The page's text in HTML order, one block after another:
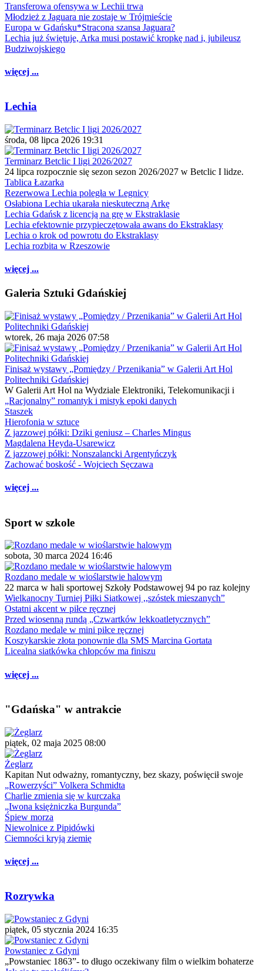
Transferowa ofensywa w Lechii trwa
Młodzież z Jaguara nie zostaje w Trójmieście
Europa w Gdańsku*Stracona szansa Jaguara?
Lechia już świętuje, Arka musi postawić kropkę nad i, jubileusz
Budziwojskiego
więcej ...
Lechia
środa, 08 lipca 2026 19:31
Terminarz Betclic I ligi 2026/2027
24 lipca rozpocznie się sezon sezon 2026/2027 w Betclic I lidze.
Tablica Łazarka
Rezerwowa Lechia poległa w Legnicy
Osłabiona Lechia ukarała nieskuteczną Arkę
Lechia Gdańsk z licencją na grę w Ekstraklasie
Lechia efektownie przypieczętowała awans do Ekstraklasy
Lechia o krok od powrotu do Ekstraklasy
Lechia rozbita w Rzeszowie
więcej ...
Galeria Sztuki Gdańskiej
wtorek, 26 maja 2026 07:58
Finisaż wystawy „Pomiędzy / Przenikania” w Galerii Art Hol
Politechniki Gdańskiej
W Galerii Art Hol na Wydziale Elektroniki, Telekomunikacji i
„Racjonalny” romantyk i mistyk epoki danych
Staszek
Hierofonia w sztuce
Z jazzowej półki: Dziki geniusz – Charles Mingus
Magdalena Heyda-Usarewicz
Z jazzowej półki: Nonszalancki Argentyńczyk
Zachować boskość - Wojciech Sęczawa
więcej ...
Sport w szkole
sobota, 30 marca 2024 16:46
Rozdano medale w wioślarstwie halowym
22 marca w hali sportowej Szkoły Podstawowej 94 po raz kolejny
Wielkanocny Turniej Piłki Siatkowej ,,szóstek mieszanych”
Ostatni akcent w piłce ręcznej
Przed wiosenną rundą „Czwartków lekkoatletycznych”
Rozdano medale w mini piłce ręcznej
Koszykarskie złota ponownie dla SMS Marcina Gortata
Licealna siatkówka chłopców ma finiszu
więcej ...
"Gdańska" w antrakcie
piątek, 02 maja 2025 08:00
Żeglarz
Kapitan Nut odważny, romantyczny, bez skazy, poświęcił swoje
„Rowerzyści” Volkera Schmidta
Charlie zmienia się w kurczaka
„Iwona księżniczka Burgunda”
Śpiew morza
Niewolnice z Pipidówki
Ciemności kryją ziemię
więcej ...
Rozrywka
piątek, 05 stycznia 2024 16:35
Powstaniec z Gdyni
„Powstaniec 1863”- to długo oczekiwany film o wielkim bohaterze